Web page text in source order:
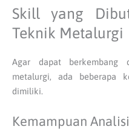
Skill yang
Teknik Metalurgi
Agar dapat
metalurgi, ada beberapa
dimiliki.
Kemampuan